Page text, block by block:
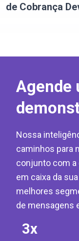
de Cobrança
Agende
Nossa
caminhos para
conjunto com a
em caixa da
melhores
de mensagens
3x